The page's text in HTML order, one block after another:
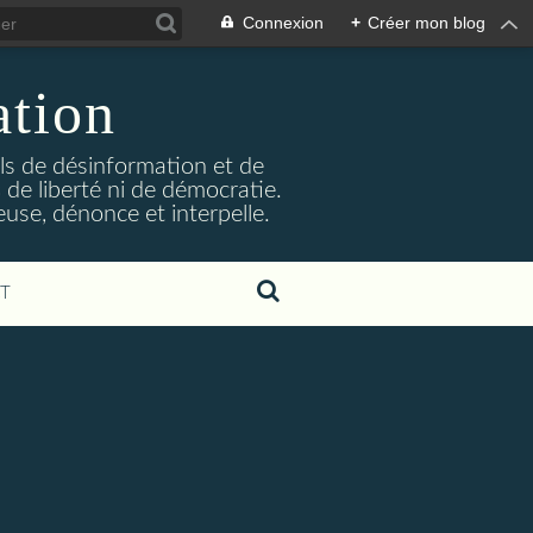
Connexion + Créer mon blog
de désinformation et de
liberté ni de démocratie.
dénonce et interpelle.